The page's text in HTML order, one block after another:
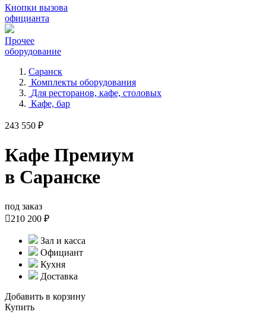
Кнопки вызова
официанта
Прочее
оборудование
Саранск
Комплекты оборудования
Для ресторанов, кафе, столовых
Кафе, бар
243 550 ₽
Кафе Премиум
в Саранске
под заказ
210 200 ₽
Зал и касса
Официант
Кухня
Доставка
Добавить в корзину
Купить